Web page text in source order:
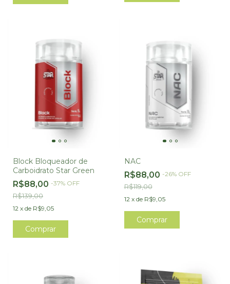
Block Bloqueador de
Carboidrato Star Green
R$88,00 -37% OFF
R$139,00
12 x de R$9,05
NAC
R$88,00 -26% OFF
R$119,00
12 x de R$9,05